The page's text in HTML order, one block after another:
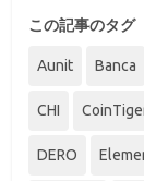
この記事のタグ
Aunit Banca
CHI
DERO